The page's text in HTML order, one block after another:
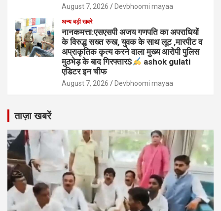
August 7, 2026 Devbhoomi mayaa
अन्य बड़ी खबरे
नानकमत्ता:एसएसपी अजय गणपति का अपराधियों
के विरुद्ध सख्त रुख, युवक के साथ लूट ,मारपीट व
अप्राकृतिक कृत्य करने वाला मुख्य आरोपी पुलिस
मुठभेड़ के बाद गिरफ्तार$
ashok gulati
एडिटर इन चीफ
August 7, 2026 Devbhoomi mayaa
ताज़ा खबरें